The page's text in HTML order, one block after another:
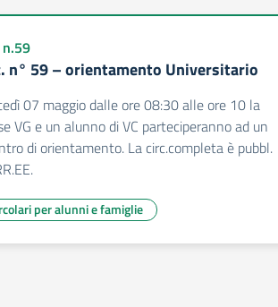
n° 59 – orientamento Universitario
07 maggio dalle ore 08:30 alle ore 10 la
VG e un alunno di VC parteciperanno ad un
di orientamento. La circ.completa è pubbl.
per alunni e famiglie